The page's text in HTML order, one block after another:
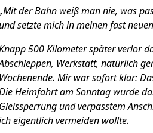
der Bahn weiß man nie, was
setzte mich in meinen fast
500 Kilometer später verlor
Werkstatt, natürlich
Wochenende. Mir war sofort klar:
Heimfahrt am Sonntag wurde
Gleissperrung und verpasstem
eigentlich vermeiden wollte.